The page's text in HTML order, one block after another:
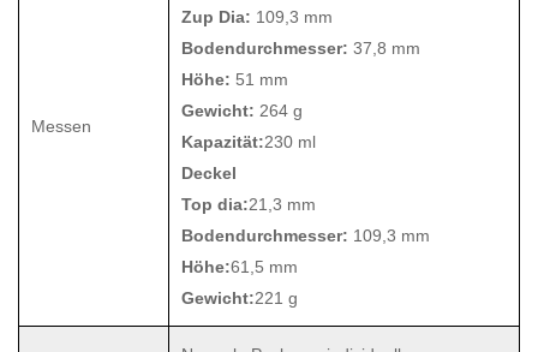
Messen
Zup Dia: 109,3 mm
Bodendurchmesser: 37,8 mm
Höhe: 51 mm
Gewicht: 264 g
Kapazität:230 ml
Deckel
Top dia:21,3 mm
Bodendurchmesser: 109,3 mm
Höhe:61,5 mm
Gewicht:221 g